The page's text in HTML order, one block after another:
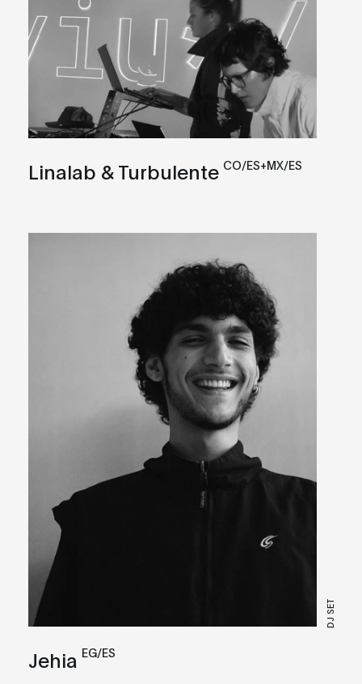
Linalab & Turbulente CO/ES+MX/ES
DJ SET
Jehia EG/ES